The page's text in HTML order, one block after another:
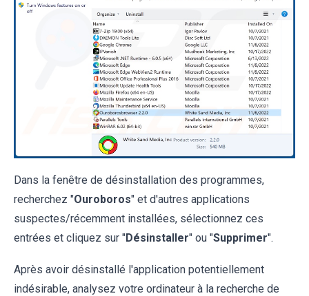
Dans la fenêtre de désinstallation des programmes,
recherchez "Ouroboros" et d'autres applications
suspectes/récemment installées, sélectionnez ces
entrées et cliquez sur "Désinstaller" ou "Supprimer".
Après avoir désinstallé l'application potentiellement
indésirable, analysez votre ordinateur à la recherche de